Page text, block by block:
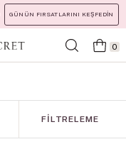
GÜNÜN FIRSATLARINI KEŞFEDİN
0
FILTRELEME